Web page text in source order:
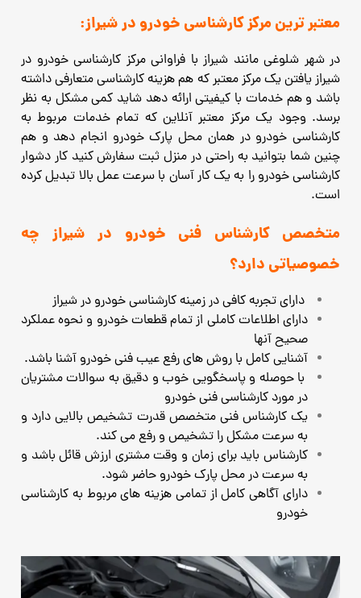
معتبر ترین مرکز کارشناسی خودرو در شیراز:
در شهر شلوغی مانند شیراز با فراوانی مرکز کارشناسی خودرو در
شیراز یافتن یک مرکز معتبر که هم هزینه کارشناسی متعارفی داشته
باشد و هم خدمات با کیفیتی ارائه دهد شاید کمی مشکل به نظر
برسد. وجود یک مرکز معتبر آنلاین که تمام خدمات مربوط به
کارشناسی خودرو در همان محل پارک خودرو انجام دهد و هم
چنین شما بتوانید به راحتی در منزل ثبت سفارش کنید کار دشوار
کارشناسی خودرو را به یک کار آسان با سرعت عمل بالا تبدیل کرده
است.
متخصص کارشناس فنی خودرو در شیراز چه
خصوصیاتی دارد؟
دارای تجربه کافی در زمینه کارشناسی خودرو در شیراز
دارای اطلاعات کاملی از تمام قطعات خودرو و نحوه عملکرد
صحیح آنها
آشنایی کامل با روش های رفع عیب فنی خودرو آشنا باشد.
با حوصله و پاسخگویی خوب و دقیق به سوالات مشتریان
در مورد کارشناسی فنی خودرو
یک کارشناس فنی متخصص قدرت تشخیص بالایی دارد و
به سرعت مشکل را تشخیص و رفع می کند.
کارشناس باید برای زمان و وقت مشتری ارزش قائل باشد و
به سرعت در محل پارک خودرو حاضر شود.
دارای آگاهی کامل از تمامی هزینه های مربوط به کارشناسی
خودرو